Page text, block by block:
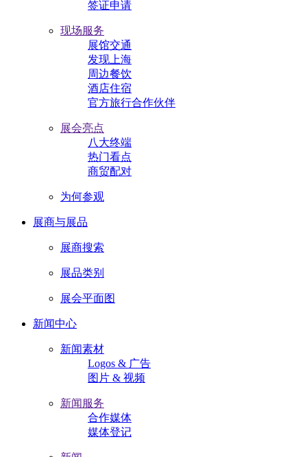
签证申请
现场服务
展馆交通
发现上海
周边餐饮
酒店住宿
官方旅行合作伙伴
展会亮点
八大终端
热门看点
商贸配对
为何参观
展商与展品
展商搜索
展品类别
展会平面图
新闻中心
新闻素材
Logos & 广告
图片 & 视频
新闻服务
合作媒体
媒体登记